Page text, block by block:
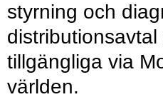
styrning och
tillgängliga via
världen.